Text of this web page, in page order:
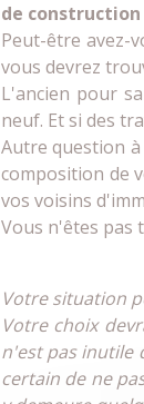
de construction
Peut-être avez-
vous devrez
L'ancien pour
neuf. Et si des
Autre question à
composition de
vos voisins
Vous n'êtes pas
Votre situation
Votre choix
n'est pas inutile
certain de ne